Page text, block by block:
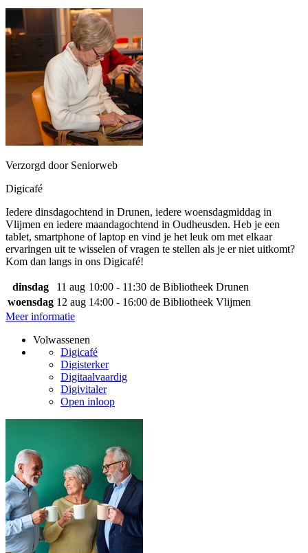
Verzorgd door Seniorweb
Digicafé
Iedere dinsdagochtend in Drunen, iedere woensdagmiddag in
Vlijmen en iedere maandagochtend in Oudheusden. Heb je een
tablet, smartphone of laptop en vind je het leuk om met elkaar
ervaringen uit te wisselen of vragen te stellen als je er niet uitkomt?
Kom dan langs in ons Digicafé!
dinsdag 11 aug 10:00 - 11:30 de Bibliotheek Drunen
woensdag 12 aug 14:00 - 16:00 de Bibliotheek Vlijmen
Meer informatie
Volwassenen
Digicafé
Digisterker
Digitaalvaardig
Digivitaler
Open inloop